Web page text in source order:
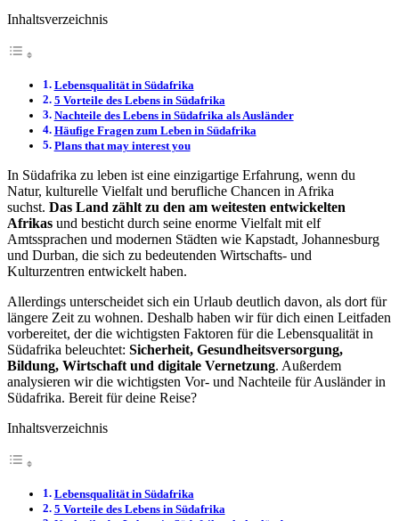
Inhaltsverzeichnis
Lebensqualität in Südafrika
5 Vorteile des Lebens in Südafrika
Nachteile des Lebens in Südafrika als Ausländer
Häufige Fragen zum Leben in Südafrika
Plans that may interest you
In Südafrika zu leben ist eine einzigartige Erfahrung, wenn du
Natur, kulturelle Vielfalt und berufliche Chancen in Afrika
suchst. Das Land zählt zu den am weitesten entwickelten
Afrikas und besticht durch seine enorme Vielfalt mit elf
Amtssprachen und modernen Städten wie Kapstadt, Johannesburg
und Durban, die sich zu bedeutenden Wirtschafts- und
Kulturzentren entwickelt haben.
Allerdings unterscheidet sich ein Urlaub deutlich davon, als dort für
längere Zeit zu wohnen. Deshalb haben wir für dich einen Leitfaden
vorbereitet, der die wichtigsten Faktoren für die Lebensqualität in
Südafrika beleuchtet: Sicherheit, Gesundheitsversorgung,
Bildung, Wirtschaft und digitale Vernetzung. Außerdem
analysieren wir die wichtigsten Vor- und Nachteile für Ausländer in
Südafrika. Bereit für deine Reise?
Inhaltsverzeichnis
Lebensqualität in Südafrika
5 Vorteile des Lebens in Südafrika